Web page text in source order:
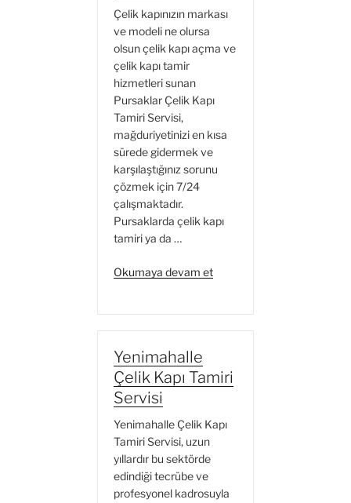
Çelik kapınızın markası
ve modeli ne olursa
olsun çelik kapı açma ve
çelik kapı tamir
hizmetleri sunan
Pursaklar Çelik Kapı
Tamiri Servisi,
mağduriyetinizi en kısa
sürede gidermek ve
karşılaştığınız sorunu
çözmek için 7/24
çalışmaktadır.
Pursaklarda çelik kapı
tamiri ya da …
Okumaya devam et“Pursaklar
Yenimahalle
Çelik Kapı Tamiri
Servisi
Yenimahalle Çelik Kapı
Tamiri Servisi, uzun
yıllardır bu sektörde
edindiği tecrübe ve
profesyonel kadrosuyla